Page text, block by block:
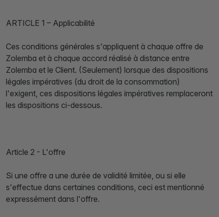
ARTICLE 1 – Applicabilité
Ces conditions générales s'appliquent à chaque offre de
Zolemba et à chaque accord réalisé à distance entre
Zolemba et le Client. (Seulement) lorsque des dispositions
légales impératives (du droit de la consommation)
l'exigent, ces dispositions légales impératives remplaceront
les dispositions ci-dessous.
Article 2 - L'offre
Si une offre a une durée de validité limitée, ou si elle
s'effectue dans certaines conditions, ceci est mentionné
expressément dans l'offre.